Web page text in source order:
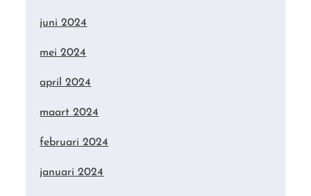
juni 2024
mei 2024
april 2024
maart 2024
februari 2024
januari 2024